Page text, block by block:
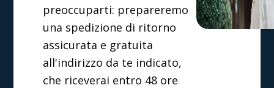
preoccuparti: prepareremo
una spedizione di ritorno
assicurata e gratuita
all'indirizzo da te indicato,
che riceverai entro 48 ore